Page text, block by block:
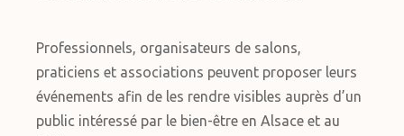
Professionnels, organisateurs de salons,
praticiens et associations peuvent proposer leurs
événements afin de les rendre visibles auprès d’un
public intéressé par le bien-être en Alsace et au